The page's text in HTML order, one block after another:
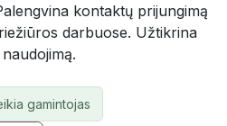
kontaktų prijungimą
darbuose. Užtikrina
gamintojas